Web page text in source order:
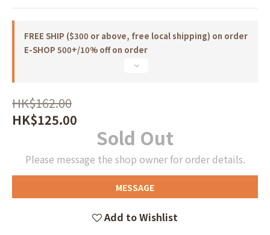
FREE SHIP ($300 or above, free local shipping) on order
E-SHOP 500+/10% off on order
HK$162.00
HK$125.00
Sold Out
Please message the shop owner for order details.
MESSAGE
Add to Wishlist